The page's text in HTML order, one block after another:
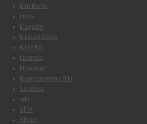
Ibro Berilo
Ilidža
Magazin
Milorad Dodik
MUP KS
Nesreća
Nogomet
Reprezentacija BiH
Sarajevo
sda
SIPA
SNSD